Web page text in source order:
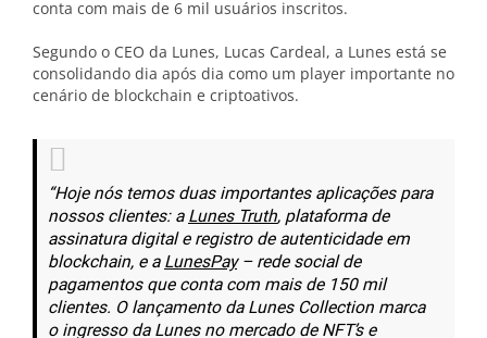
conta com mais de 6 mil usuários inscritos.
Segundo o CEO da Lunes, Lucas Cardeal, a Lunes está se
consolidando dia após dia como um player importante no
cenário de blockchain e criptoativos.
“Hoje nós temos duas importantes aplicações para
nossos clientes: aLunes Truth, plataforma de
assinatura digital e registro de autenticidade em
blockchain, e aLunesPay– rede social de
pagamentos que conta com mais de 150 mil
clientes. O lançamento da Lunes Collection marca
o ingresso da Lunes no mercado de NFT’s e